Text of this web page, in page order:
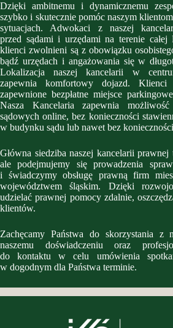
Dzięki ambitnemu i dynamicznemu
szybko i skutecznie pomóc naszym
sytuacjach. Adwokaci z naszej
przed sądami i urzędami na terenie
klienci zwolnieni są z obowiązku
bądź urzędach i angażowania się w
Lokalizacja naszej kancelarii w
zapewnia komfortowy dojazd. Klienci
zapewnione bezpłatne miejsce
Nasza Kancelaria zapewnia
sądowych online, bez konieczności
w budynku sądu lub nawet bez
Główna siedziba naszej kancelarii
ale podejmujemy się prowadzenia
i świadczymy obsługę prawną firm
województwem śląskim. Dzięki
udzielać prawnej pomocy zdalnie,
klientów.
Zachęcamy Państwa do skorzystania z
naszemu doświadczeniu oraz
do kontaktu w celu umówienia
w dogodnym dla Państwa terminie.